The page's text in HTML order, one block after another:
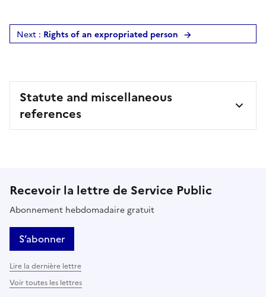
Next : Rights of an expropriated person
Statute and miscellaneous
references
Recevoir la lettre de Service Public
Abonnement hebdomadaire gratuit
S’abonner
Lire la dernière lettre
Voir toutes les lettres